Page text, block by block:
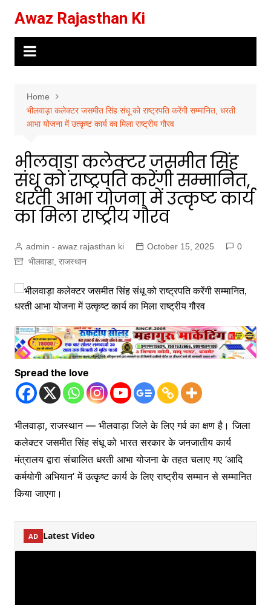
content
Awaz Rajasthan Ki
Home
भीलवाड़ा कलेक्टर जसमीत सिंह संधू को राष्ट्रपति करेंगी सम्मानित, धरती
आभा योजना में उत्कृष्ट कार्य का मिला राष्ट्रीय गौरव
भीलवाड़ा कलेक्टर जसमीत सिंह
संधू को राष्ट्रपति करेंगी सम्मानित,
धरती आभा योजना में उत्कृष्ट कार्य
का मिला राष्ट्रीय गौरव
admin - awaz rajasthan ki October 15, 2025
0
भीलवाडा, राजस्थान
Spread the love
भीलवाड़ा, राजस्थान — भीलवाड़ा जिले के लिए गर्व का क्षण है। जिला
कलेक्टर जसमीत सिंह संधू को भारत सरकार के जनजातीय कार्य
मंत्रालय द्वारा संचालित धरती आभा योजना के तहत चलाए गए ‘आदि
कर्मयोगी अभियान’ में उत्कृष्ट कार्य के लिए राष्ट्रीय सम्मान से सम्मानित
किया जाएगा।
AD Latest Video